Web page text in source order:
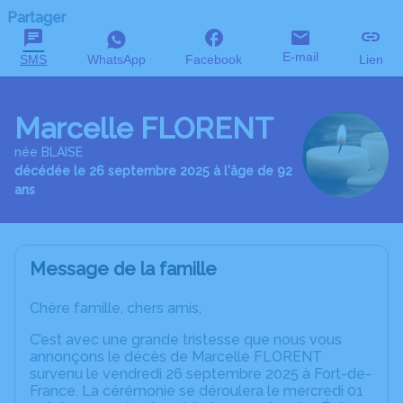
Partager
SMS WhatsApp Facebook E-mail Lien
Marcelle FLORENT
née BLAISE
décédée le 26 septembre 2025 à l'âge de 92
ans
Message de la famille
Chère famille, chers amis,
C’est avec une grande tristesse que nous vous
annonçons le décès de Marcelle FLORENT
survenu le vendredi 26 septembre 2025 à Fort-de-
France. La cérémonie se déroulera le mercredi 01